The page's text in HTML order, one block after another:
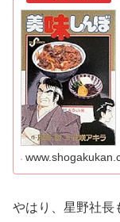
やはり、星野社長